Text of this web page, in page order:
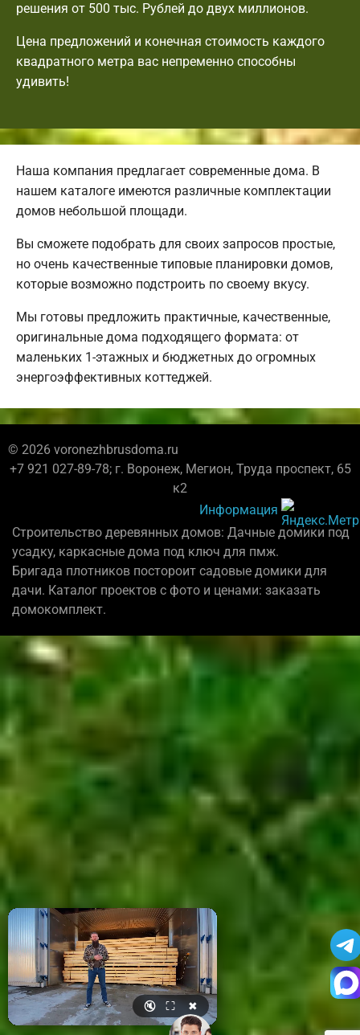
решения от 500 тыс. Рублей до двух миллионов.
Цена предложений и конечная стоимость каждого
квадратного метра вас непременно способны
удивить!
Наша компания предлагает современные дома. В
нашем каталоге имеются различные комплектации
домов небольшой площади.
Вы сможете подобрать для своих запросов простые,
но очень качественные типовые планировки домов,
которые возможно подстроить по своему вкусу.
Мы готовы предложить практичные, качественные,
оригинальные дома подходящего формата: от
маленьких 1-этажных и бюджетных до огромных
энергоэффективных коттеджей.
© 2026 voronezhbrusdoma.ru
+7 921 027-89-78; г. Воронеж, Мегион, Труда проспект, 65
к2
Информация
Строительство деревянных домов: Дачные домики под
усадку, каркасные дома под ключ для пмж.
Бригада плотников постороит садовые домики для
дачи. Каталог проектов с фото и ценами: заказать
домокомплект.
🔇 ⛶ ✖